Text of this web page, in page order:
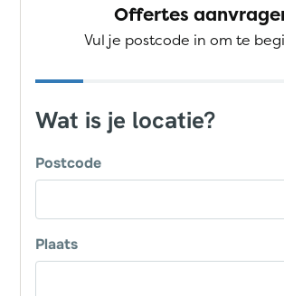
Offertes
Vul je postcode in om te